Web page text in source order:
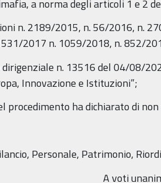
a norma degli articoli 1 e 2
n. 2189/2015, n. 56/2016, n.
2017 n. 1059/2018, n. 852/
n. 13516 del 04/08/
Innovazione e Istituzioni”;
procedimento ha dichiarato di
Personale, Patrimonio,
A voti